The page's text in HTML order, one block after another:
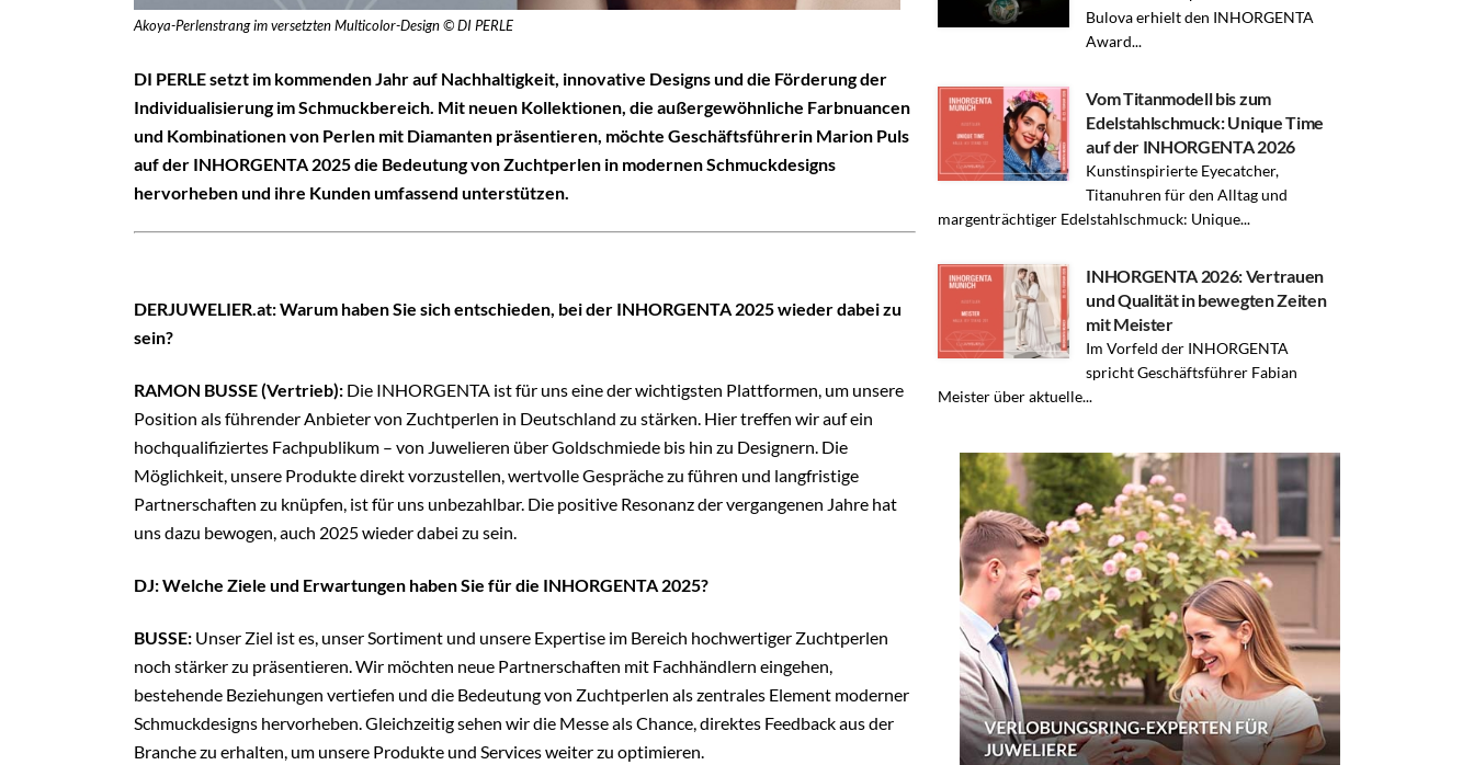
Akoya-Perlenstrang im versetzten Multicolor-Design © DI PERLE
DI PERLE setzt im kommenden Jahr auf Nachhaltigkeit, innovative Designs und die Förderung der
Individualisierung im Schmuckbereich. Mit neuen Kollektionen, die außergewöhnliche Farbnuancen
und Kombinationen von Perlen mit Diamanten präsentieren, möchte Geschäftsführerin Marion Puls
auf der INHORGENTA 2025 die Bedeutung von Zuchtperlen in modernen Schmuckdesigns
hervorheben und ihre Kunden umfassend unterstützen.
DERJUWELIER.at: Warum haben Sie sich entschieden, bei der INHORGENTA 2025 wieder dabei zu
sein?
RAMON BUSSE (Vertrieb): Die INHORGENTA ist für uns eine der wichtigsten Plattformen, um unsere
Position als führender Anbieter von Zuchtperlen in Deutschland zu stärken. Hier treffen wir auf ein
hochqualifiziertes Fachpublikum – von Juwelieren über Goldschmiede bis hin zu Designern. Die
Möglichkeit, unsere Produkte direkt vorzustellen, wertvolle Gespräche zu führen und langfristige
Partnerschaften zu knüpfen, ist für uns unbezahlbar. Die positive Resonanz der vergangenen Jahre hat
uns dazu bewogen, auch 2025 wieder dabei zu sein.
DJ: Welche Ziele und Erwartungen haben Sie für die INHORGENTA 2025?
BUSSE: Unser Ziel ist es, unser Sortiment und unsere Expertise im Bereich hochwertiger Zuchtperlen
noch stärker zu präsentieren. Wir möchten neue Partnerschaften mit Fachhändlern eingehen,
bestehende Beziehungen vertiefen und die Bedeutung von Zuchtperlen als zentrales Element moderner
Schmuckdesigns hervorheben. Gleichzeitig sehen wir die Messe als Chance, direktes Feedback aus der
Branche zu erhalten, um unsere Produkte und Services weiter zu optimieren.
Bulova erhielt den INHORGENTA
Award...
Vom Titanmodell bis zum
Edelstahlschmuck: Unique Time
auf der INHORGENTA 2026
Kunstinspirierte Eyecatcher,
Titanuhren für den Alltag und
margenträchtiger Edelstahlschmuck: Unique...
INHORGENTA 2026: Vertrauen
und Qualität in bewegten Zeiten
mit Meister
Im Vorfeld der INHORGENTA
spricht Geschäftsführer Fabian
Meister über aktuelle...